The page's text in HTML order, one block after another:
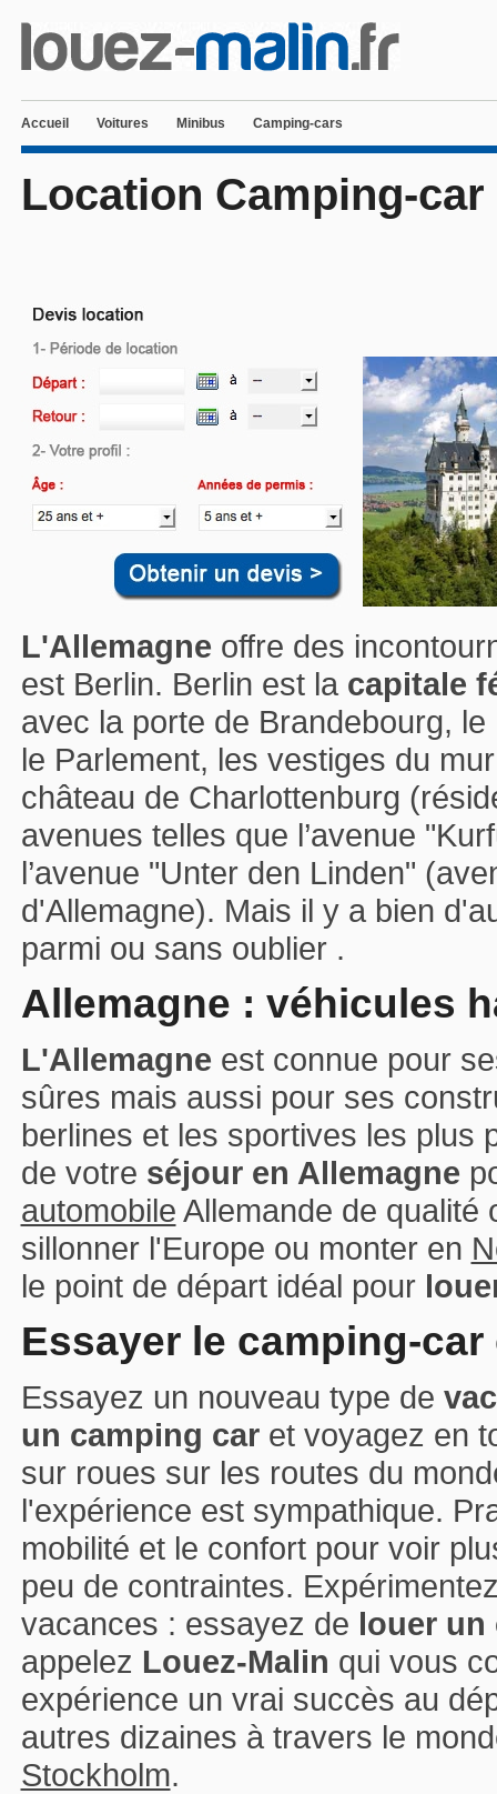
Accueil Voitures Minibus Camping-cars
Location Camping-
L'Allemagne offre des
est Berlin. Berlin est la capitale
avec la porte de Brandebourg,
le Parlement, les vestiges du
château de Charlottenburg
avenues telles que l’avenue
l’avenue "Unter den Linden"
d'Allemagne). Mais il y a bien
parmi ou sans oublier .
Allemagne : véhicules
L'Allemagne est connue pour
sûres mais aussi pour ses
berlines et les sportives les plus
de votre séjour en Allemagne
automobile Allemande de qualité
sillonner l'Europe ou monter en
le point de départ idéal pour
Essayer le camping-
Essayez un nouveau type de
un camping car et voyagez en
sur roues sur les routes du
l'expérience est sympathique.
mobilité et le confort pour voir
peu de contraintes.
vacances : essayez de louer un
appelez Louez-Malin qui vous
expérience un vrai succès au
autres dizaines à travers le
Stockholm.